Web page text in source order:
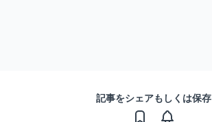
記事をシェアもしくは保存